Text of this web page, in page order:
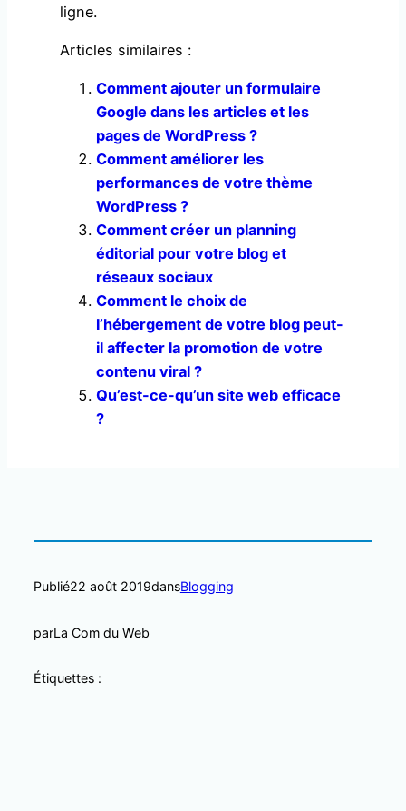
ligne.
Articles similaires :
Comment ajouter un formulaire
Google dans les articles et les
pages de WordPress ?
Comment améliorer les
performances de votre thème
WordPress ?
Comment créer un planning
éditorial pour votre blog et
réseaux sociaux
Comment le choix de
l’hébergement de votre blog peut-
il affecter la promotion de votre
contenu viral ?
Qu’est-ce-qu’un site web efficace
?
Publié22 août 2019dansBlogging
parLa Com du Web
Étiquettes :